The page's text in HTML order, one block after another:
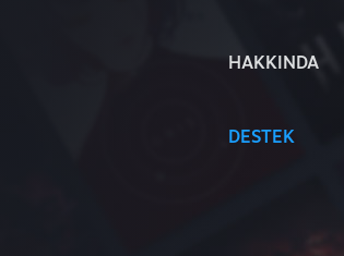
HAKKINDA
DESTEK